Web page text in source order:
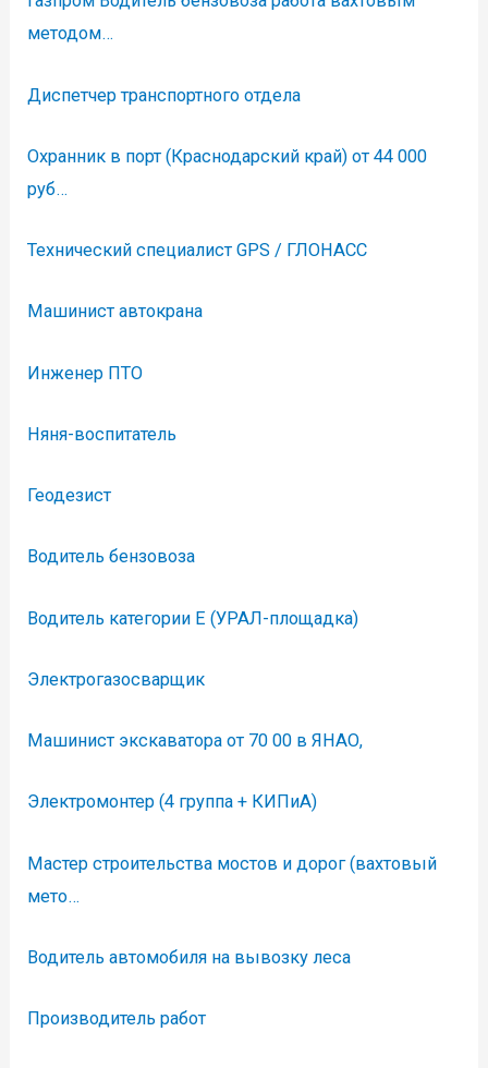
методом…
Диспетчер транспортного отдела
Охранник в порт (Краснодарский край) от 44 000
руб…
Технический специалист GPS / ГЛОНАСС
Машинист автокрана
Инженер ПТО
Няня-воспитатель
Геодезист
Водитель бензовоза
Водитель категории E (УРАЛ-площадка)
Электрогазосварщик
Машинист экскаватора от 70 00 в ЯНАО,
Электромонтер (4 группа + КИПиА)
Мастер строительства мостов и дорог (вахтовый
мето…
Водитель автомобиля на вывозку леса
Производитель работ